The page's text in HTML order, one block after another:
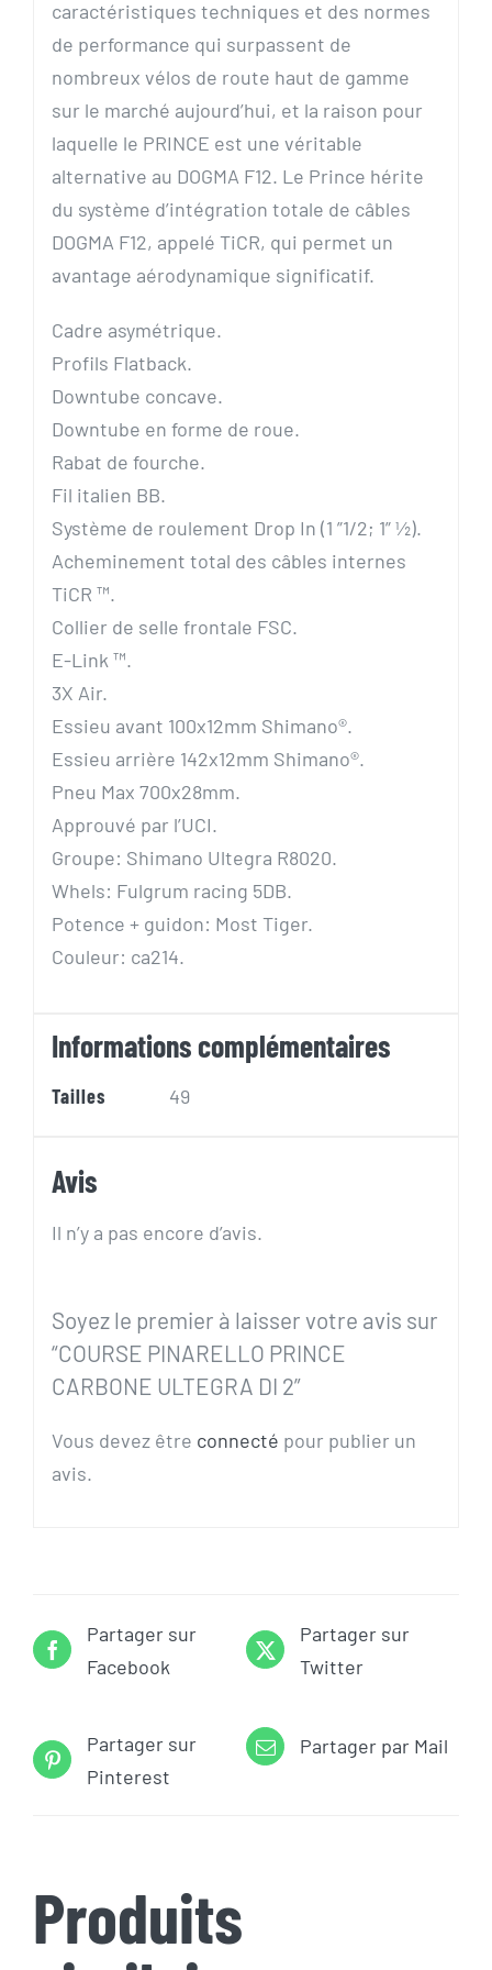
caractéristiques techniques et des normes
de performance qui surpassent de
nombreux vélos de route haut de gamme
sur le marché aujourd’hui, et la raison pour
laquelle le PRINCE est une véritable
alternative au DOGMA F12. Le Prince hérite
du système d’intégration totale de câbles
DOGMA F12, appelé TiCR, qui permet un
avantage aérodynamique significatif.
Cadre asymétrique.
Profils Flatback.
Downtube concave.
Downtube en forme de roue.
Rabat de fourche.
Fil italien BB.
Système de roulement Drop In (1 ”1/2; 1” ½).
Acheminement total des câbles internes
TiCR ™.
Collier de selle frontale FSC.
E-Link ™.
3X Air.
Essieu avant 100x12mm Shimano®.
Essieu arrière 142x12mm Shimano®.
Pneu Max 700x28mm.
Approuvé par l’UCI.
Groupe: Shimano Ultegra R8020.
Whels: Fulgrum racing 5DB.
Potence + guidon: Most Tiger.
Couleur: ca214.
Informations complémentaires
Tailles 49
Avis
Il n’y a pas encore d’avis.
Soyez le premier à laisser votre avis sur
“COURSE PINARELLO PRINCE
CARBONE ULTEGRA DI 2”
Vous devez être connecté pour publier un
avis.
Partager sur
Facebook
Partager sur
Twitter
Partager sur
Pinterest
Partager par Mail
Produits